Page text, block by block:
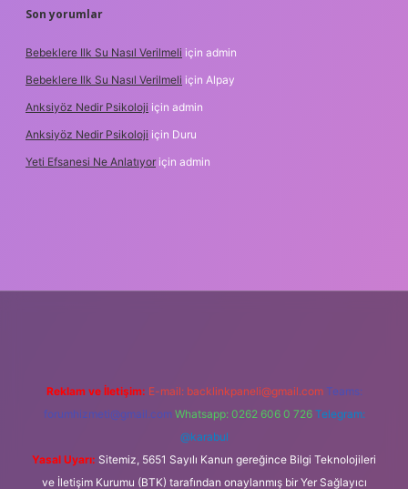
Son yorumlar
Bebeklere Ilk Su Nasıl Verilmeli için admin
Bebeklere Ilk Su Nasıl Verilmeli için Alpay
Anksiyöz Nedir Psikoloji için admin
Anksiyöz Nedir Psikoloji için Duru
Yeti Efsanesi Ne Anlatıyor için admin
Reklam ve İletişim: E-mail: backlinkpaneli@gmail.com Teams:
forumhizmeti@gmail.com Whatsapp: 0262 606 0 726 Telegram:
@karabul
Yasal Uyarı: Sitemiz, 5651 Sayılı Kanun gereğince Bilgi Teknolojileri
ve İletişim Kurumu (BTK) tarafından onaylanmış bir Yer Sağlayıcı